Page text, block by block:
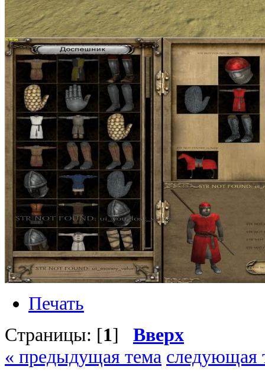
Печать
Страницы: [1] Вверх
« предыдущая тема следующая